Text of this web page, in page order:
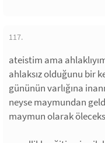
117.
ateistim ama
ahlaksız olduğunu bir
gününün varlığına
neyse maymundan
maymun olarak